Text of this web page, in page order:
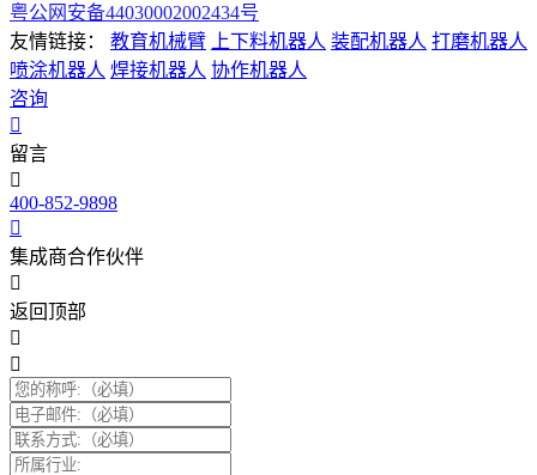
粤公网安备44030002002434号
友情链接：
教育机械臂 上下料机器人 装配机器人 打磨机器人
喷涂机器人 焊接机器人 协作机器人
咨询
留言
400-852-9898
集成商合作伙伴
返回顶部